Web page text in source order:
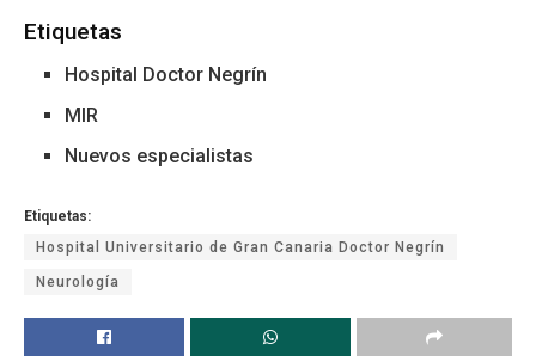
Etiquetas
Hospital Doctor Negrín
MIR
Nuevos especialistas
Etiquetas:
Hospital Universitario de Gran Canaria Doctor Negrín
Neurología